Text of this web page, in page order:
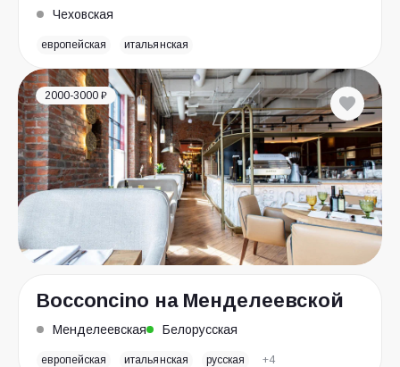
Чеховская
европейская итальянская
2000-3000 ₽
Bocconcino на Менделеевской
Менделеевская Белорусская
европейская итальянская русская +4